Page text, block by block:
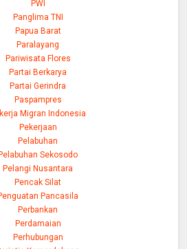
PWI
Panglima TNI
Papua Barat
Paralayang
Pariwisata Flores
Partai Berkarya
Partai Gerindra
Paspampres
Migran Indonesia
Pekerjaan
Pelabuhan
Pelabuhan Sekosodo
Pelangi Nusantara
Pencak Silat
Pancasila
Perbankan
Perdamaian
Perhubungan